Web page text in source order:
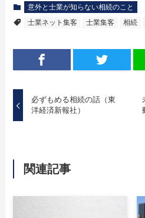
意外と士業が知らない相続のこと
士業ネット集客
士業集客 相続
必ずもめる相続の話（東
洋経済新報社）
関連記事